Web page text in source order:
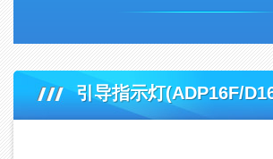
引导指示灯(ADP16F/